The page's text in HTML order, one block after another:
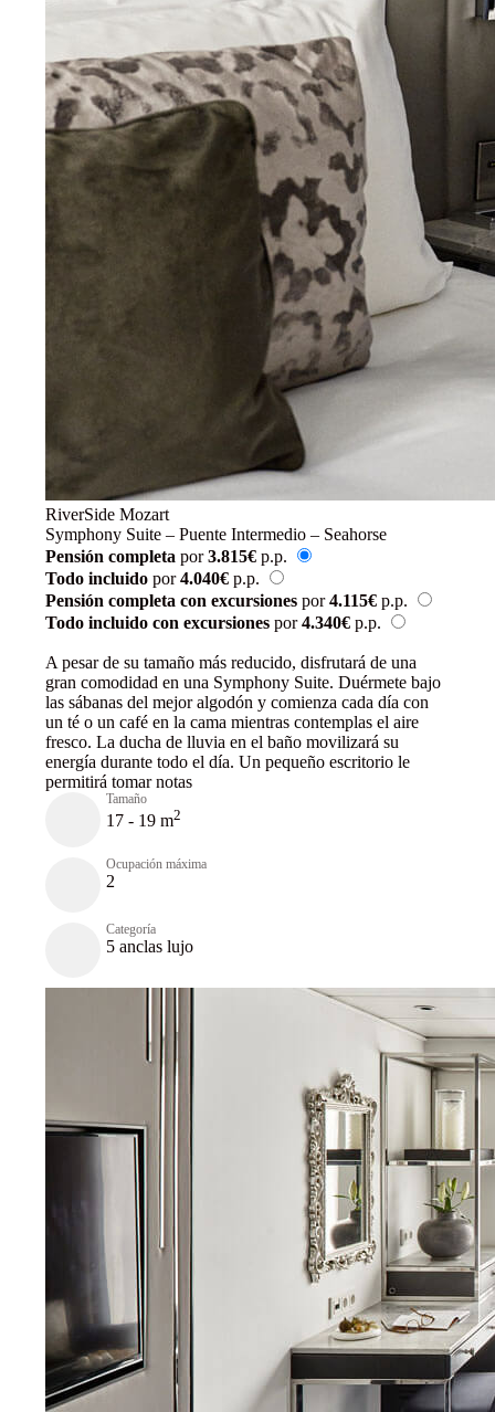
RiverSide Mozart
Symphony Suite – Puente Intermedio – Seahorse
Pensión completa por3.815€ p.p.
Todo incluidopor4.040€ p.p.
Pensión completa con excursionespor4.115€ p.p.
Todo incluido con excursionespor4.340€ p.p.
A pesar de su tamaño más reducido, disfrutará de una
gran comodidad en una Symphony Suite. Duérmete bajo
las sábanas del mejor algodón y comienza cada día con
un té o un café en la cama mientras contemplas el aire
fresco. La ducha de lluvia en el baño movilizará su
energía durante todo el día. Un pequeño escritorio le
permitirá tomar notas
Tamaño
17 - 19 m2
Ocupación máxima
2
Categoría
5 anclas lujo